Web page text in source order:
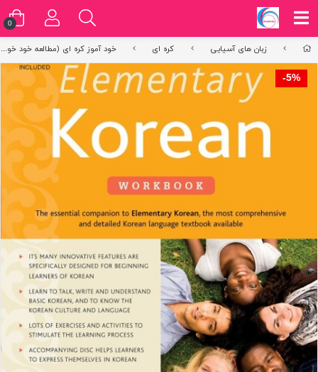
زبان های آسیایی کره ای خود آموز کره ای (مطالعه خود خوان )
5%-
0